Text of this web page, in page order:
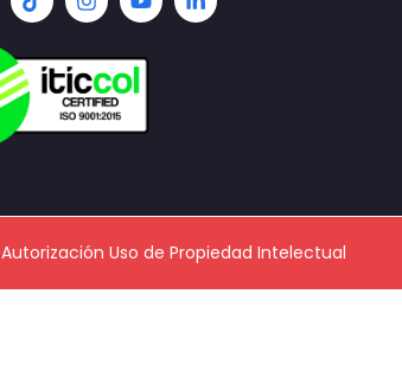
Autorización Uso de Propiedad Intelectual